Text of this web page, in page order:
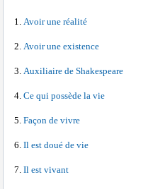
Avoir une réalité
Avoir une existence
Auxiliaire de Shakespeare
Ce qui possède la vie
Façon de vivre
Il est doué de vie
Il est vivant